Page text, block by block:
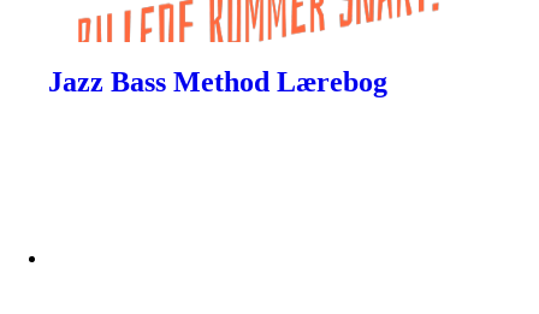
Jazz Bass Method Lærebog